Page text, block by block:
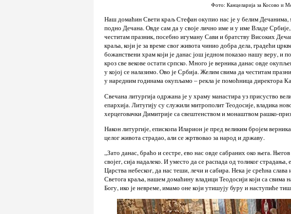
Фото: Канцеларија за Косово и
Наш домаћин Свети краљ Стефан окупио нас је у белим Дечанима,
подно Дечана. Овде сам да у своје лично име и у име Владе
честитам празник, посебно игуману Сави и братству Високих
краља, који је за време свог живота чинио добра дела, градећи
божанствени храм који је данас још једном показао нашу веру, и
кроз све векове остати српско. Много је верника данас овде
у којој се налазимо. Ово је Србија. Желим свима да честитам
у наредним годинама окупљамо – рекла је помоћница директора
Свечана литургија одржана је у храму манастира уз присуство
епархија. Литугију су служили митрополит Теодосије, владика
херцеговачки Димитрије са свештенством и монаштвом рашко-
Након литургије, епископа Иларион је пред великим бројем
целог живота страдао, али се жртвовао за народ и државу.
„Зато данас, браћо и сестре, ево нас овде сабраних око њега.
својег, сија надалеко. И уместо да се распада од толиког
Царства небеског, да нас теши, лечи и сабира. Нека је срећна
Светога краља, нашем домаћину владици Теодосији који са свима
Богу, ико је невреме, имамо оне који утишују буру и наступиће